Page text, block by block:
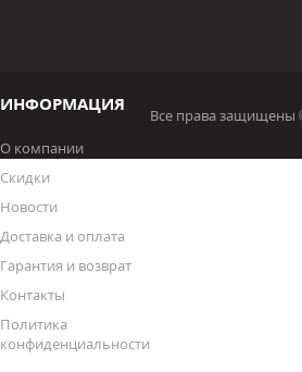
ИНФОРМАЦИЯ
О компании
Скидки
Новости
Доставка и оплата
Гарантия и возврат
Контакты
Политика
конфиденциальности
Все права защищены